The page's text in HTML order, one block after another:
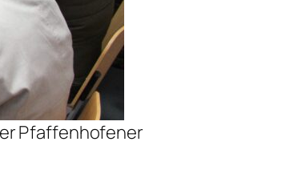
Pfaffenhofener